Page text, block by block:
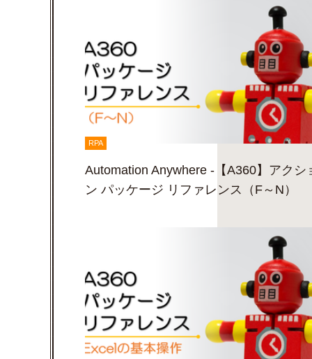
RPA
Automation Anywhere -【A360】アクシ
ン パッケージ リファレンス（F～N）